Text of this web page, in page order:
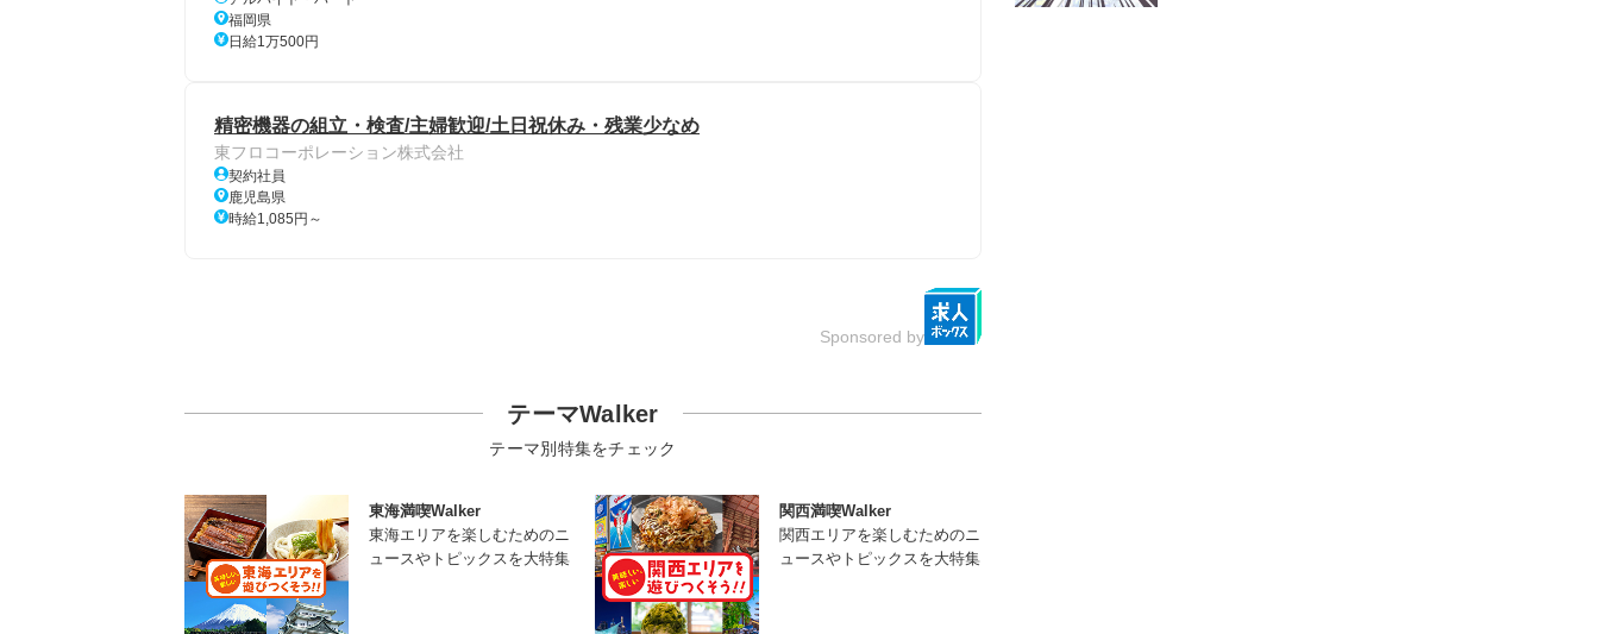
福岡県
日給1万500円
精密機器の組立・検査/主婦歓迎/土日祝休み・残業少なめ
東フロコーポレーション株式会社
契約社員
鹿児島県
時給1,085円～
Sponsored by
テーマWalker
テーマ別特集をチェック
東海満喫Walker
東海エリアを楽しむためのニ
ュースやトピックスを大特集
関西満喫Walker
関西エリアを楽しむためのニ
ュースやトピックスを大特集